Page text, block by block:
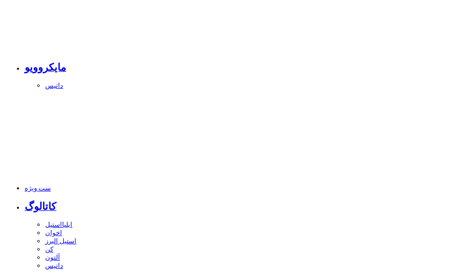
مایکروویو
داتیس
ست ویژه
کاتالوگ
ایلیااستیل
اخوان
استیل البرز
کن
آلتون
داتیس